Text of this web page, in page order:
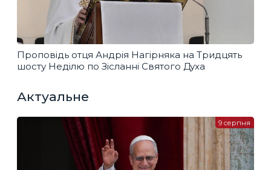
Проповідь отця Андрія Нагірняка на Тридцять
шосту Неділю по Зісланні Святого Духа
Актуальне
9 серпня